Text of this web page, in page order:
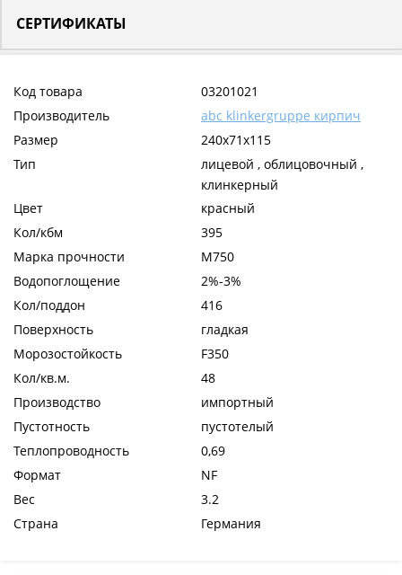
СЕРТИФИКАТЫ
Код товара
03201021
Производитель
abc klinkergruppe кирпич
Размер
240x71x115
Тип
лицевой , облицовочный ,
клинкерный
Цвет
красный
Кол/кбм
395
Марка прочности
М750
Водопоглощение
2%-3%
Кол/поддон
416
Поверхность
гладкая
Морозостойкость
F350
Кол/кв.м.
48
Производство
импортный
Пустотность
пустотелый
Теплопроводность
0,69
Формат
NF
Вес
3.2
Страна
Германия